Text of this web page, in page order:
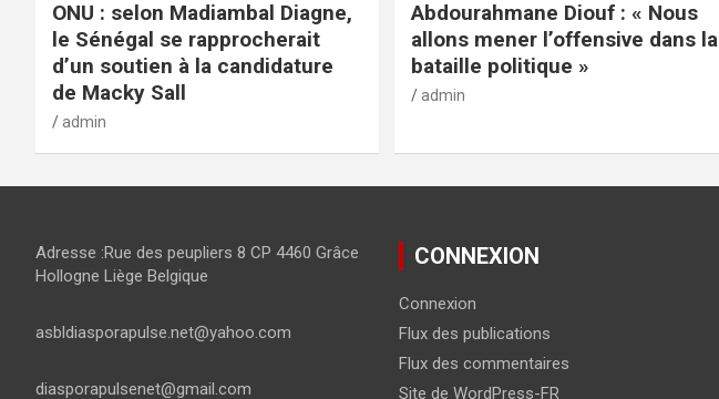
ONU : selon Madiambal Diagne,
le Sénégal se rapprocherait
d’un soutien à la candidature
de Macky Sall
admin
Abdourahmane Diouf : « Nous
allons mener l’offensive dans la
bataille politique »
admin
Adresse :Rue des peupliers 8 CP 4460 Grâce
Hollogne Liège Belgique
asbldiasporapulse.net@yahoo.com
diasporapulsenet@gmail.com
CONNEXION
Connexion
Flux des publications
Flux des commentaires
Site de WordPress-FR